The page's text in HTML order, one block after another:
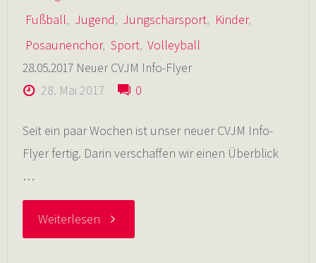
Fußball, Jugend, Jungscharsport, Kinder,
Posaunenchor, Sport, Volleyball
28.05.2017 Neuer CVJM Info-Flyer
28. Mai 2017 0
Seit ein paar Wochen ist unser neuer CVJM Info-
Flyer fertig. Darin verschaffen wir einen Überblick
…
Weiterlesen"28.05.2017